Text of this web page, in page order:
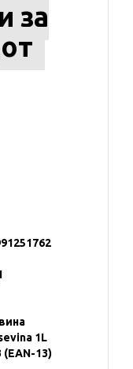
за
1L
(EAN-13)